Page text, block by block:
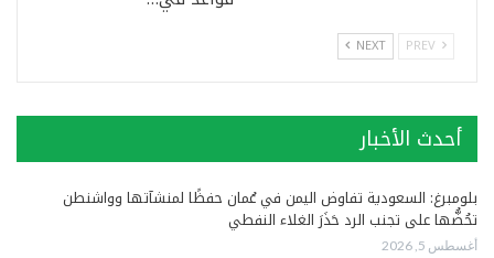
NEXT
أحدث الأخبار
بلومبرغ: السعودية تفاوض اليمن في عُمان حفظًا لمنشآتها وواشنطن
تحُضُّها على تجنب الرد حَذَرَ الغلاء النفطي
أغسطس 5, 2026